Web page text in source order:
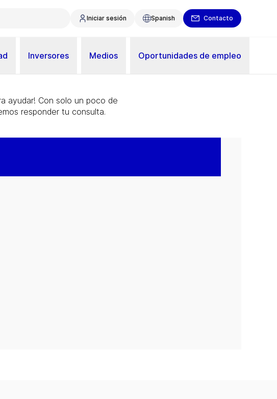
Iniciar sesión Spanish Contacto
Inversores Medios Oportunidades de empleo
ayudar! Con solo un poco de
responder tu consulta.